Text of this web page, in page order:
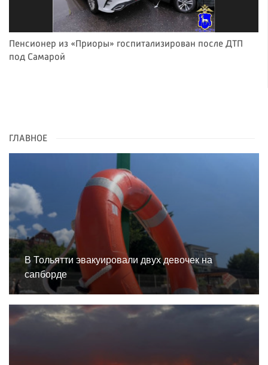
Пенсионер из «Приоры» госпитализирован после ДТП
под Самарой
ГЛАВНОЕ
В Тольятти эвакуировали двух девочек на
сапборде